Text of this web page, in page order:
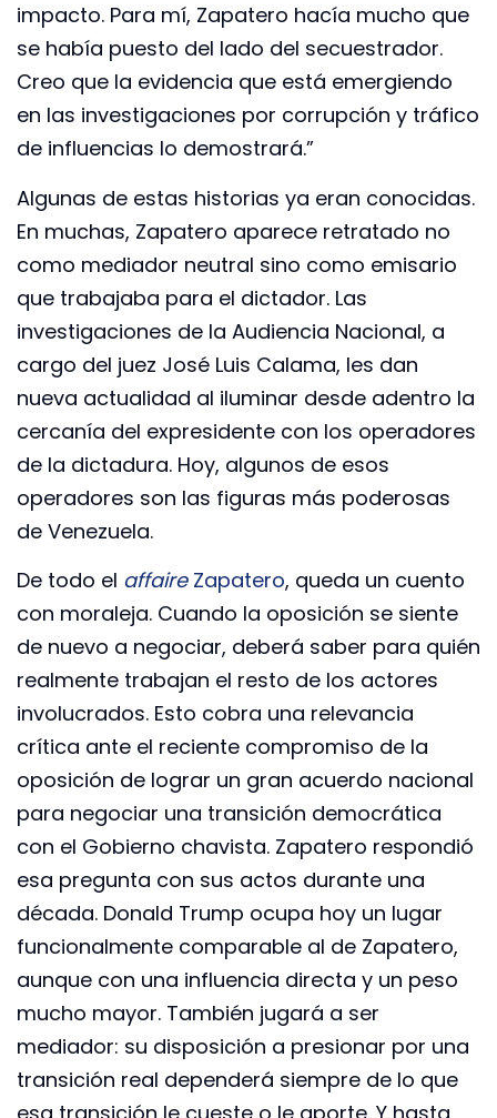
impacto. Para mí, Zapatero hacía mucho que
se había puesto del lado del secuestrador.
Creo que la evidencia que está emergiendo
en las investigaciones por corrupción y tráfico
de influencias lo demostrará.”
Algunas de estas historias ya eran conocidas.
En muchas, Zapatero aparece retratado no
como mediador neutral sino como emisario
que trabajaba para el dictador. Las
investigaciones de la Audiencia Nacional, a
cargo del juez José Luis Calama, les dan
nueva actualidad al iluminar desde adentro la
cercanía del expresidente con los operadores
de la dictadura. Hoy, algunos de esos
operadores son las figuras más poderosas
de Venezuela.
De todo el affaireZapatero, queda un cuento
con moraleja. Cuando la oposición se siente
de nuevo a negociar, deberá saber para quién
realmente trabajan el resto de los actores
involucrados. Esto cobra una relevancia
crítica ante el reciente compromiso de la
oposición de lograr un gran acuerdo nacional
para negociar una transición democrática
con el Gobierno chavista. Zapatero respondió
esa pregunta con sus actos durante una
década. Donald Trump ocupa hoy un lugar
funcionalmente comparable al de Zapatero,
aunque con una influencia directa y un peso
mucho mayor. También jugará a ser
mediador: su disposición a presionar por una
transición real dependerá siempre de lo que